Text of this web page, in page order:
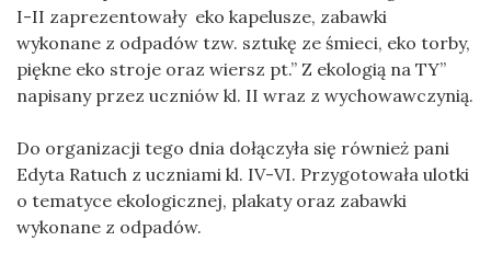
I-II zaprezentowały eko kapelusze, zabawki
wykonane z odpadów tzw. sztukę ze śmieci, eko torby,
piękne eko stroje oraz wiersz pt.” Z ekologią na TY”
napisany przez uczniów kl. II wraz z wychowawczynią.
Do organizacji tego dnia dołączyła się również pani
Edyta Ratuch z uczniami kl. IV-VI. Przygotowała ulotki
o tematyce ekologicznej, plakaty oraz zabawki
wykonane z odpadów.